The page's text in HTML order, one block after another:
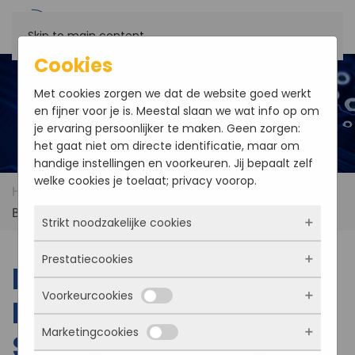
Skip to main content
Home
Low-power Fanless Embedded
Barebone System
Low-power Fanless
Embedded Barebone
Cookies
Met cookies zorgen we dat de website goed werkt
en fijner voor je is. Meestal slaan we wat info op om
je ervaring persoonlijker te maken. Geen zorgen:
het gaat niet om directe identificatie, maar om
handige instellingen en voorkeuren. Jij bepaalt zelf
welke cookies je toelaat; privacy voorop.
Strikt noodzakelijke cookies
Deze cookies zorgen ervoor dat de website
überhaupt werkt. Ze zijn dus altijd actief en
kunnen niet worden uitgezet. Meestal worden
ze alleen geplaatst als jij iets doet, zoals
inloggen, een formulier invullen of je
Prestatiecookies
Met deze cookies zien we hoe vaak onze site
bezocht wordt, waar bezoekers vandaan
komen en welke pagina’s populair zijn. Zo
Voorkeurcookies
Deze cookies onthouden jouw voorkeuren.
Marketingcookies